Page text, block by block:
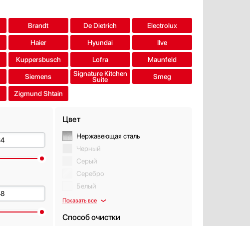
Brandt De Dietrich Electrolux
Haier Hyundai Ilve
Kuppersbusch Lofra Maunfeld
Siemens Signature Kitchen
Suite Smeg
Zigmund Shtain
Цвет
Нержавеющая сталь
Черный
Серый
Серебро
Белый
Показать все
Способ очистки